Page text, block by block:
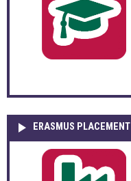
ERASMUS PLACEMENT